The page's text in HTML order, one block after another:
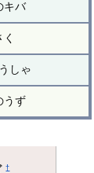
キバ
しゃ
うず
†